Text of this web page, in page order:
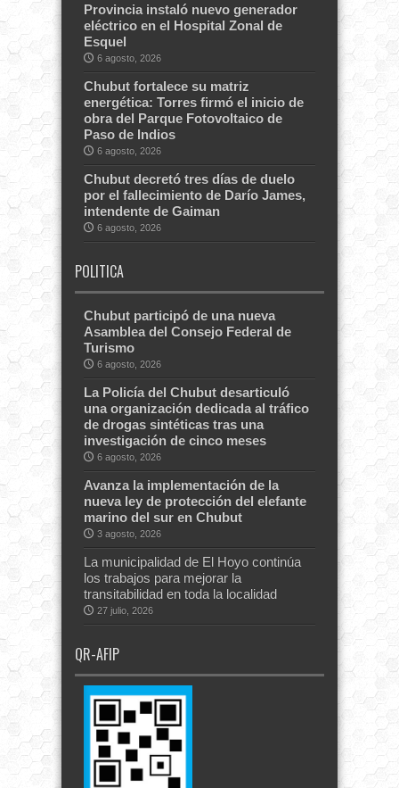
Provincia instaló nuevo generador
eléctrico en el Hospital Zonal de
Esquel
6 agosto, 2026
Chubut fortalece su matriz
energética: Torres firmó el inicio de
obra del Parque Fotovoltaico de
Paso de Indios
6 agosto, 2026
Chubut decretó tres días de duelo
por el fallecimiento de Darío James,
intendente de Gaiman
6 agosto, 2026
POLITICA
Chubut participó de una nueva
Asamblea del Consejo Federal de
Turismo
6 agosto, 2026
La Policía del Chubut desarticuló
una organización dedicada al tráfico
de drogas sintéticas tras una
investigación de cinco meses
6 agosto, 2026
Avanza la implementación de la
nueva ley de protección del elefante
marino del sur en Chubut
3 agosto, 2026
La municipalidad de El Hoyo continúa
los trabajos para mejorar la
transitabilidad en toda la localidad
27 julio, 2026
QR-AFIP